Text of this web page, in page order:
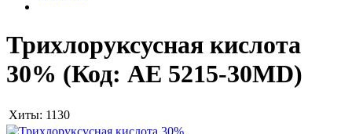
Трихлоруксусная кислота
30% (Код: АЕ 5215-30MD)
Хиты: 1130